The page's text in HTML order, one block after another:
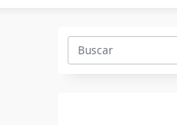
Buscar: